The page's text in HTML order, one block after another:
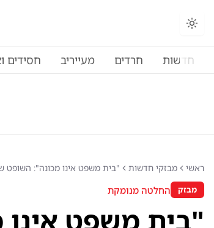
חדשות חרדים מעייריב חסידים
ראשי מבזקי חדשות "בית משפט אינו מכונה": השופט
מבזק החלטה מנומקת